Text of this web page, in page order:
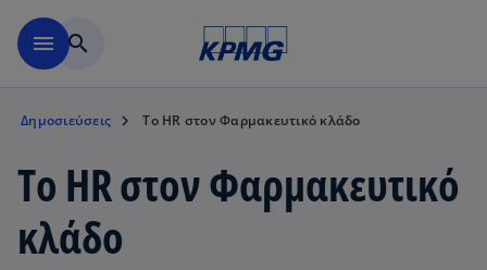
menu search
Δημοσιεύσεις Το HR στον Φαρμακευτικό κλάδο
Το HR στον Φαρμακευτικό
κλάδο